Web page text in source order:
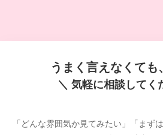
うまく言えなくても
＼ 気軽に相談してく
「どんな雰囲気か見てみたい」「まず